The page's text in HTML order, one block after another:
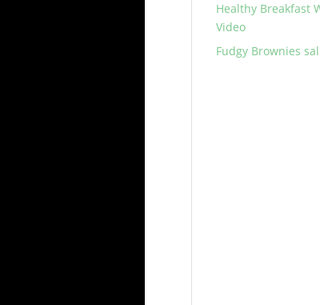
Healthy Breakfast
Video
Fudgy Brownies